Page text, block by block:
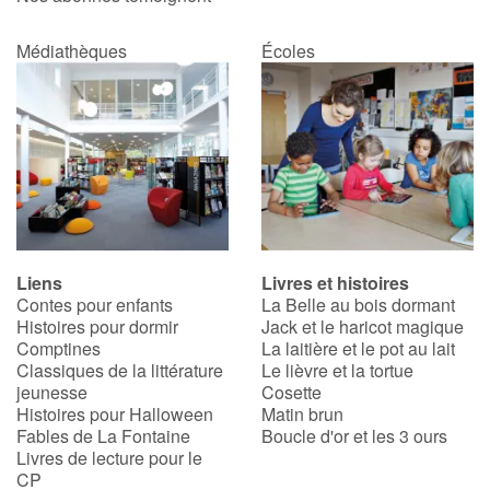
Apprendre les langues
Dyslexie, troubles de la lecture
Nos listes de lecture
Les plus lus
Médiathèques Écoles
Liens
Contes pour enfants
Histoires pour dormir
Comptines
Classiques de la littérature
jeunesse
Histoires pour Halloween
Fables de La Fontaine
Livres de lecture pour le
CP
Livres et histoires
La Belle au bois dormant
Jack et le haricot magique
La laitière et le pot au lait
Le lièvre et la tortue
Cosette
Matin brun
Boucle d'or et les 3 ours